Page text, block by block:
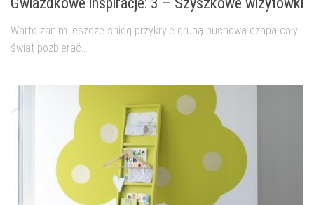
Warto zanim jeszcze śnieg przykryje grubą puchową czapą cały
świat pozbierać...